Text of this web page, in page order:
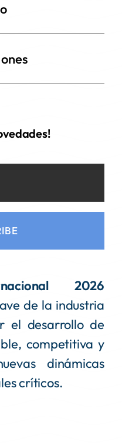
2026
de la industria
el desarrollo de
competitiva y
dinámicas
críticos.